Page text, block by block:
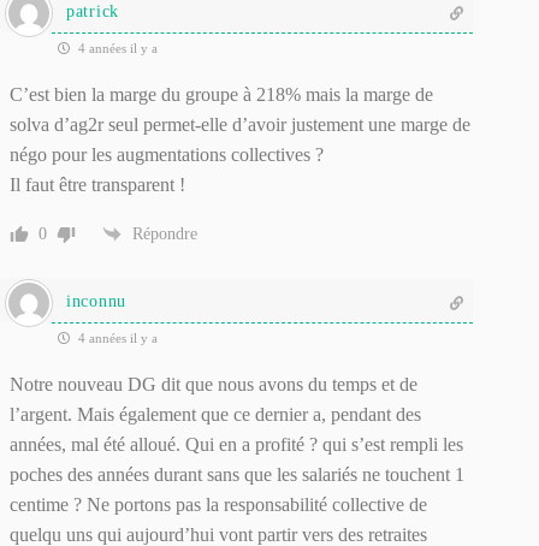
patrick
4 années il y a
C’est bien la marge du groupe à 218% mais la marge de
solva d’ag2r seul permet-elle d’avoir justement une marge de
négo pour les augmentations collectives ?
Il faut être transparent !
0 Répondre
inconnu
4 années il y a
Notre nouveau DG dit que nous avons du temps et de
l’argent. Mais également que ce dernier a, pendant des
années, mal été alloué. Qui en a profité ? qui s’est rempli les
poches des années durant sans que les salariés ne touchent 1
centime ? Ne portons pas la responsabilité collective de
quelqu uns qui aujourd’hui vont partir vers des retraites